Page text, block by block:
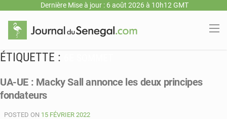
Dernière Mise à jour : 6 août 2026 à 10h12 GMT
ÉTIQUETTE :
UA-UE : Macky Sall annonce les deux principes
fondateurs
POSTED ON 15 FÉVRIER 2022